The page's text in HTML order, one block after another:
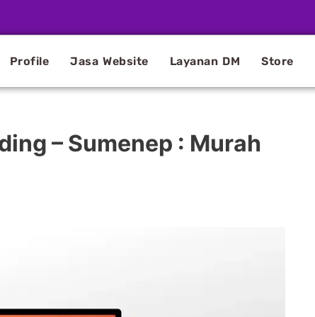
Profile Jasa Website Layanan DM Store
– Sumenep : Murah